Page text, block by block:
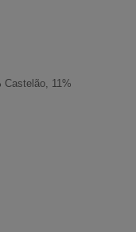
Castelão, 11%